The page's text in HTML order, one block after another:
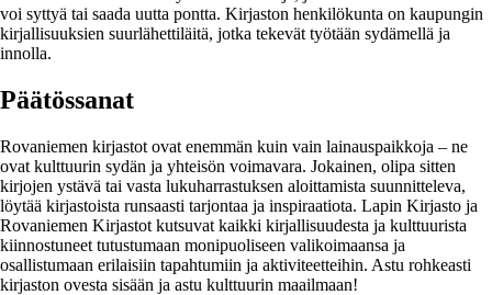
voi syttyä tai saada uutta pontta. Kirjaston henkilökunta on kaupungin
kirjallisuuksien suurlähettiläitä, jotka tekevät työtään sydämellä ja
innolla.
Päätössanat
Rovaniemen kirjastot ovat enemmän kuin vain lainauspaikkoja – ne
ovat kulttuurin sydän ja yhteisön voimavara. Jokainen, olipa sitten
kirjojen ystävä tai vasta lukuharrastuksen aloittamista suunnitteleva,
löytää kirjastoista runsaasti tarjontaa ja inspiraatiota. Lapin Kirjasto ja
Rovaniemen Kirjastot kutsuvat kaikki kirjallisuudesta ja kulttuurista
kiinnostuneet tutustumaan monipuoliseen valikoimaansa ja
osallistumaan erilaisiin tapahtumiin ja aktiviteetteihin. Astu rohkeasti
kirjaston ovesta sisään ja astu kulttuurin maailmaan!